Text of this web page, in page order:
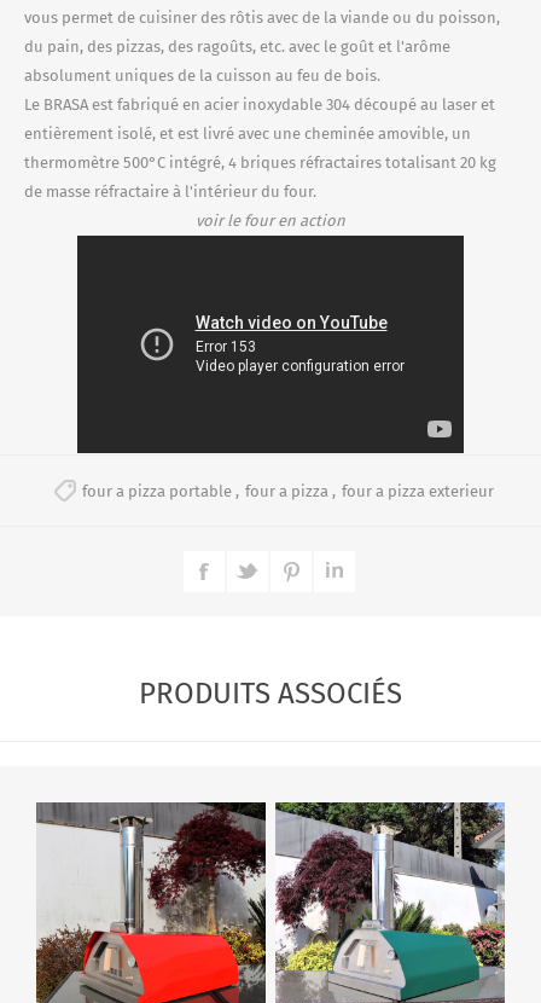
vous permet de cuisiner des rôtis avec de la viande ou du poisson,
du pain, des pizzas, des ragoûts, etc. avec le goût et l'arôme
absolument uniques de la cuisson au feu de bois.
Le BRASA est fabriqué en acier inoxydable 304 découpé au laser et
entièrement isolé, et est livré avec une cheminée amovible, un
thermomètre 500°C intégré, 4 briques réfractaires totalisant 20 kg
de masse réfractaire à l'intérieur du four.
voir le four en action
four a pizza portable , four a pizza , four a pizza exterieur
PRODUITS ASSOCIÉS